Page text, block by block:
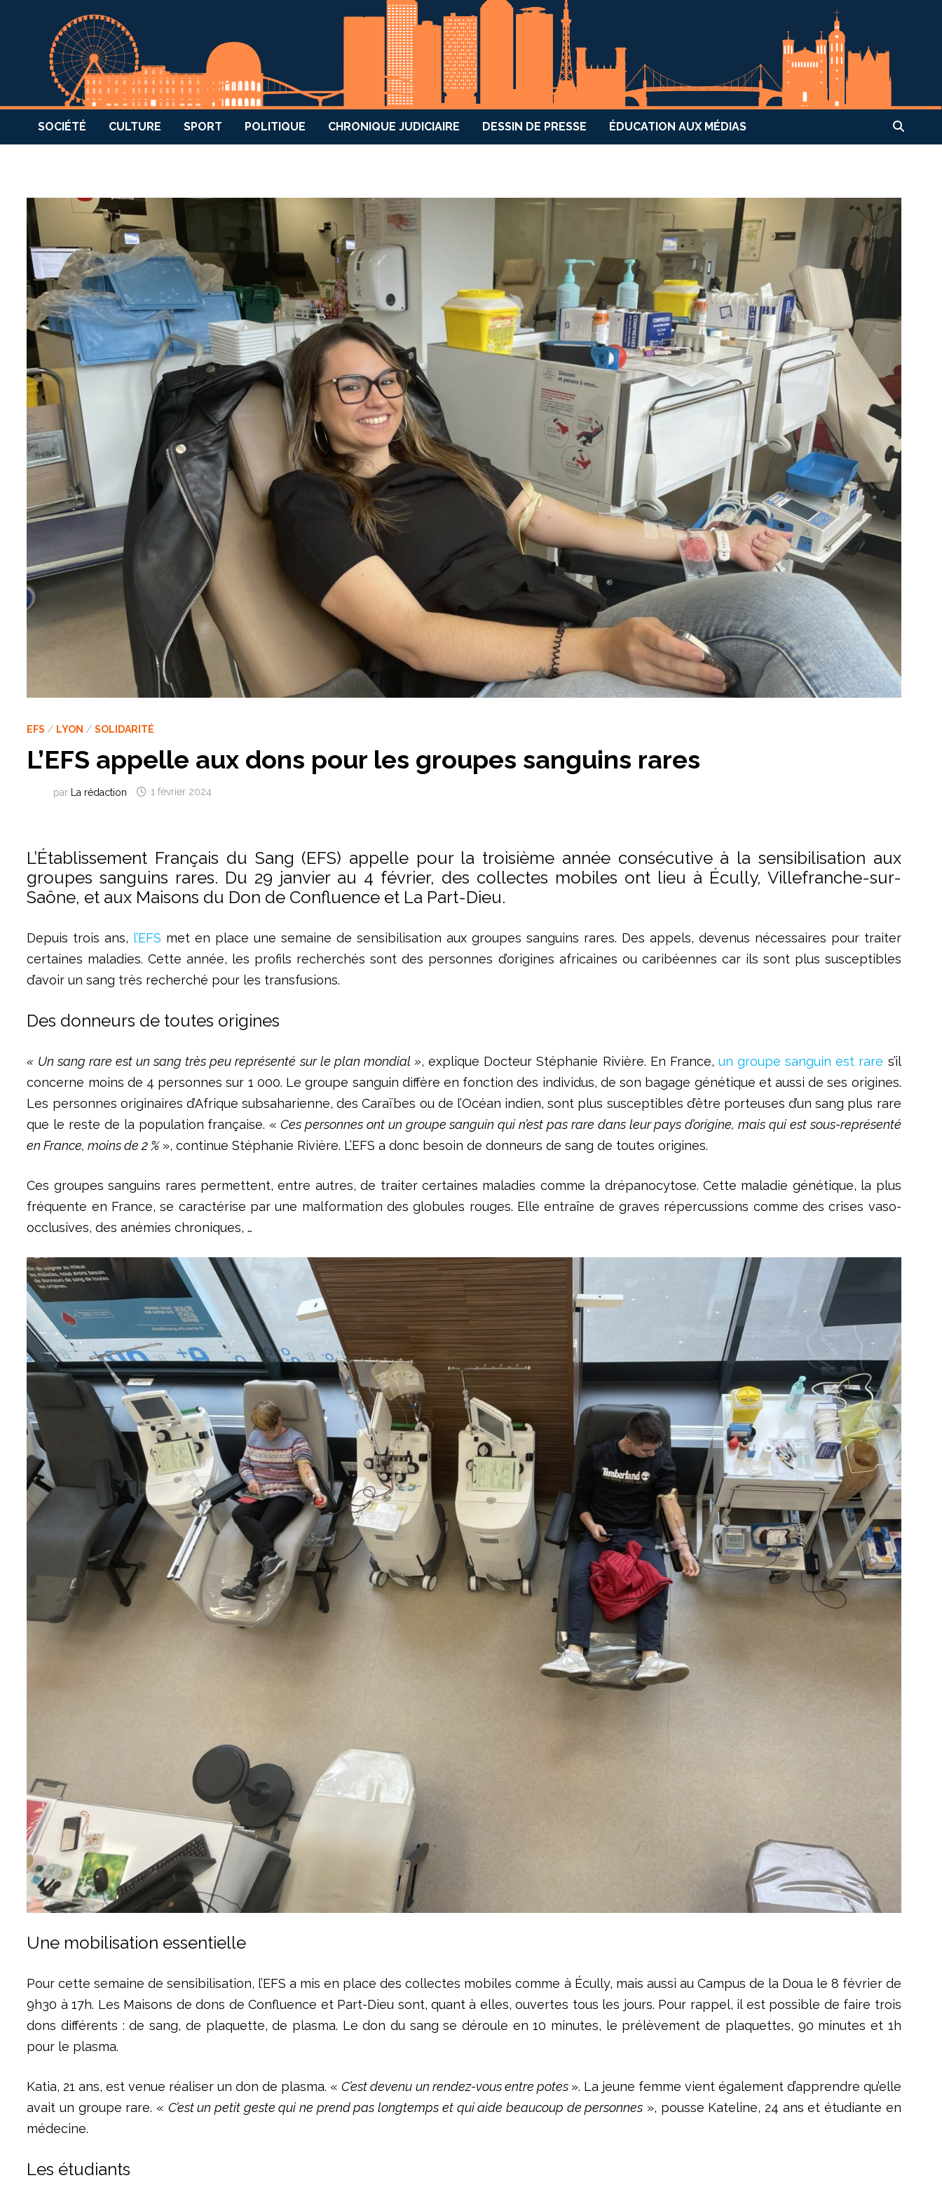
SOCIÉTÉ CULTURE SPORT POLITIQUE CHRONIQUE JUDICIAIRE DESSIN DE PRESSE ÉDUCATION AUX MÉDIAS
EFS / LYON /SOLIDARITÉ
L’EFS appelle aux dons pour les groupes sanguins rares
par La rédaction 1 février 2024
L’Établissement Français du Sang (EFS) appelle pour la troisième année consécutive à la sensibilisation aux
groupes sanguins rares. Du 29 janvier au 4 février, des collectes mobiles ont lieu à Écully, Villefranche-sur-
Saône, et aux Maisons du Don de Confluence et La Part-Dieu.
Depuis trois ans, l’EFS met en place une semaine de sensibilisation aux groupes sanguins rares. Des appels, devenus nécessaires pour traiter
certaines maladies. Cette année, les profils recherchés sont des personnes d’origines africaines ou caribéennes car ils sont plus susceptibles
d’avoir un sang très recherché pour les transfusions.
Des donneurs de toutes origines
« Un sang rare est un sang très peu représenté sur le plan mondial », explique Docteur Stéphanie Rivière. En France, un groupe sanguin est rare s’il
concerne moins de 4 personnes sur 1 000. Le groupe sanguin diffère en fonction des individus, de son bagage génétique et aussi de ses origines.
Les personnes originaires d’Afrique subsaharienne, des Caraïbes ou de l’Océan indien, sont plus susceptibles d’être porteuses d’un sang plus rare
que le reste de la population française. « Ces personnes ont un groupe sanguin qui n’est pas rare dans leur pays d’origine, mais qui est sous-représenté
en France, moins de 2 %», continue Stéphanie Rivière. L’EFS a donc besoin de donneurs de sang de toutes origines.
Ces groupes sanguins rares permettent, entre autres, de traiter certaines maladies comme la drépanocytose. Cette maladie génétique, la plus
fréquente en France, se caractérise par une malformation des globules rouges. Elle entraîne de graves répercussions comme des crises vaso-
occlusives, des anémies chroniques, …
Une mobilisation essentielle
Pour cette semaine de sensibilisation, l’EFS a mis en place des collectes mobiles comme à Écully, mais aussi au Campus de la Doua le 8 février de
9h30 à 17h. Les Maisons de dons de Confluence et Part-Dieu sont, quant à elles, ouvertes tous les jours. Pour rappel, il est possible de faire trois
dons différents : de sang, de plaquette, de plasma. Le don du sang se déroule en 10 minutes, le prélèvement de plaquettes, 90 minutes et 1h
pour le plasma.
Katia, 21 ans, est venue réaliser un don de plasma. «C’est devenu un rendez-vous entre potes ». La jeune femme vient également d’apprendre qu’elle
avait un groupe rare. « C’est un petit geste qui ne prend pas longtemps et qui aide beaucoup de personnes », pousse Kateline, 24 ans et étudiante en
médecine.
Les étudiants